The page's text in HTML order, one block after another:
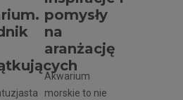
pomysły
na
aranżację
Akwarium
morskie to nie